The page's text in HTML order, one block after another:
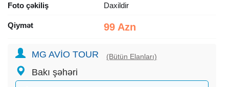
Foto çəkiliş Daxildir
Qiymət 99 Azn
MG AVİO TOUR (Bütün Elanları)
Bakı şəhəri